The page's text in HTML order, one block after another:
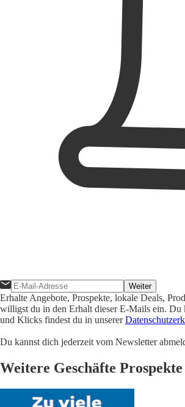
Weiter
Erhalte Angebote, Prospekte, lokale Deals,
willigst du in den Erhalt dieser E-Mails ein.
und Klicks findest du in unserer
Du kannst dich jederzeit vom Newsletter
Weitere Geschäfte Prospekte